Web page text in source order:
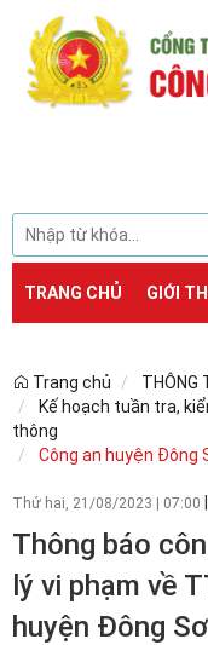
TRANG CHỦ GIỚI
Trang chủ
THÔNG
Kế hoạch tuần tra,
thông
Công an huyện Đông
Thứ hai, 21/08/2023 | 07:00
Thông báo
lý vi phạm về
huyện Đông